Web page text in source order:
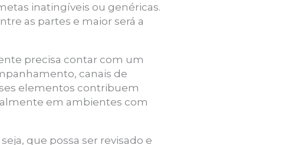
inatingíveis ou genéricas.
as partes e maior será a
precisa contar com um
canais de
elementos contribuem
em ambientes com
que possa ser revisado e